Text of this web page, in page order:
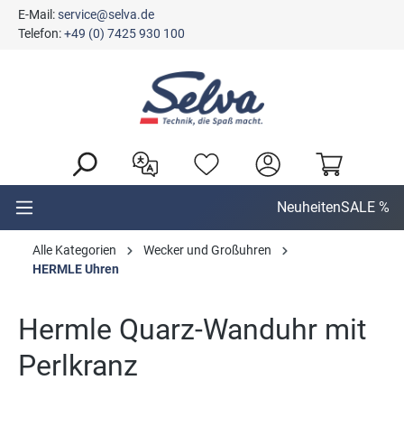
springen
E-Mail:service@selva.de
Telefon:+49 (0) 7425 930 100
NeuheitenSALE %
Alle Kategorien
Wecker und Großuhren
HERMLE Uhren
Hermle Quarz-Wanduhr mit
Perlkranz